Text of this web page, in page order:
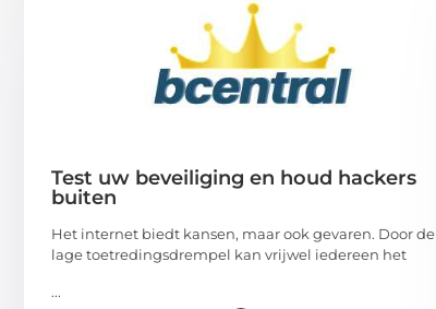
Test uw beveiliging en houd hackers
buiten
Het internet biedt kansen, maar ook gevaren. Door de
lage toetredingsdrempel kan vrijwel iedereen het
...